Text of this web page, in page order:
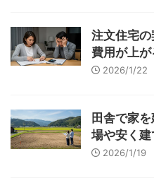
注文住宅
費用が上
2026/1/22
田舎で家
場や安く
2026/1/19